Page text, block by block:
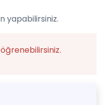
yapabilirsiniz.
öğrenebilirsiniz.